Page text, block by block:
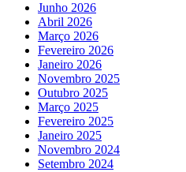
Junho 2026
Abril 2026
Março 2026
Fevereiro 2026
Janeiro 2026
Novembro 2025
Outubro 2025
Março 2025
Fevereiro 2025
Janeiro 2025
Novembro 2024
Setembro 2024